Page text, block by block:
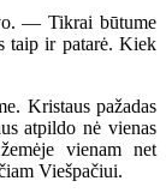
— Tikrai būtume
taip ir patarė. Kiek
Kristaus pažadas
atpildo nė vienas
vienam net
Viešpačiui.